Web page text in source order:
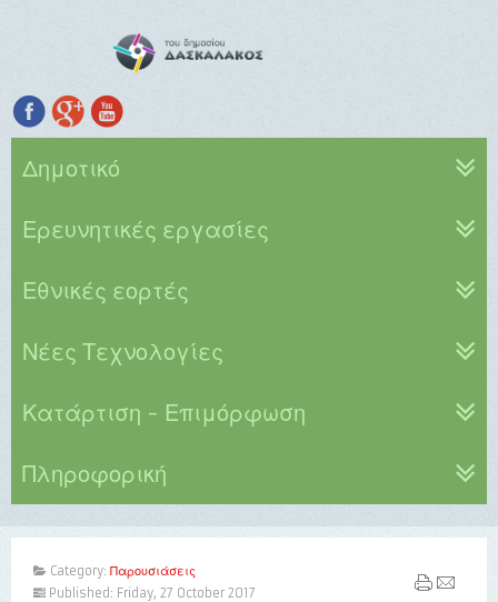
Δημοτικό
Ερευνητικές εργασίες
Εθνικές εορτές
Νέες Τεχνολογίες
Κατάρτιση - Επιμόρφωση
Πληροφορική
Category: Παρουσιάσεις
Published: Friday, 27 October 2017